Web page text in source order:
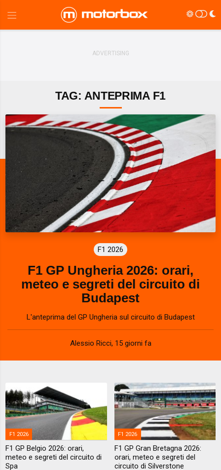
TAG: ANTEPRIMA F1
F1 2026
F1 GP Ungheria 2026: orari,
meteo e segreti del circuito di
Budapest
L'anteprima del GP Ungheria sul circuito di Budapest
Alessio Ricci, 15 giorni fa
F1 2026
F1 GP Belgio 2026: orari,
meteo e segreti del circuito di
Spa
F1 2026
F1 GP Gran Bretagna 2026:
orari, meteo e segreti del
circuito di Silverstone